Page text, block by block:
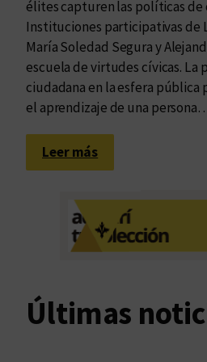
s
c
í
v
i
c
a
s
élites capturen las políticas de
Instituciones participativas de
María Soledad Segura y
escuela de virtudes cívicas. La
ciudadana en la esfera pública
el aprendizaje de una
Leer más:
U
e
s
e
Últimas